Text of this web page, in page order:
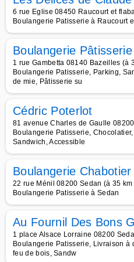
6 rue Eglise 08450 Raucourt et
Boulangerie Patisserie à Raucourt
Boulangerie
1 rue Gambetta 08140 Bazeilles (à
Boulangerie Patisserie, Parking,
de mie, Pâtisserie su
Cédric Poterlot
81 avenue Charles de Gaulle
Boulangerie Patisserie,
Sandwich, Accessible
Boulangerie Chabotier
22 rue Ménil 08200 Sedan (à 35
Boulangerie Patisserie à Sedan
Au Fournil Des Bons
1 place Alsace Lorraine 08200
Boulangerie Patisserie, Livraison à
feu de bois, Sandw